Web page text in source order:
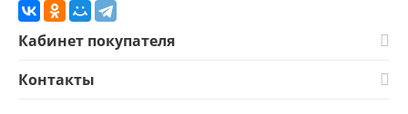
Кабинет покупателя
Контакты